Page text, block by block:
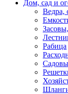
Дом, сад и
Ведра,
Рабица